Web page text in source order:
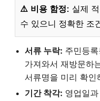
⚠️ 비용 함정: 실제
수 있으니 정확한 조
서류 누락: 주민등
가져와서 재방문하
서류명을 미리 확인
기간 착각: 영업일